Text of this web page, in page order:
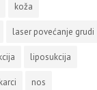
koža
laser povećanje grudi
liposukcija
nos